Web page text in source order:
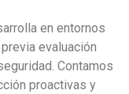
en entornos
evaluación
Contamos
proactivas y